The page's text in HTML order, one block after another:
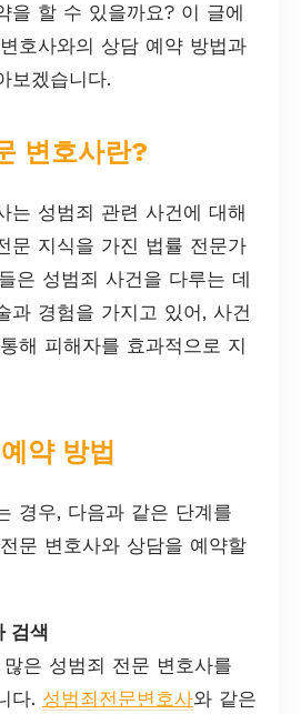
을 할 수 있을까요? 이 글에
호사와의 상담 예약 방법과
보겠습니다.
변호사란?
는 성범죄 관련 사건에 대해
문 지식을 가진 법률 전문가
은 성범죄 사건을 다루는 데
과 경험을 가지고 있어, 사건
해 피해자를 효과적으로 지
약 방법
경우, 다음과 같은 단계를
문 변호사와 상담을 예약할
검색
은 성범죄 전문 변호사를
다. 성범죄전문변호사와 같은